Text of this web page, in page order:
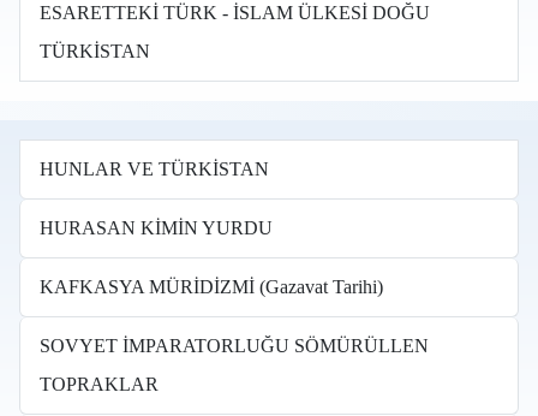
ESARETTEKİ TÜRK - İSLAM ÜLKESİ DOĞU
TÜRKİSTAN
HUNLAR VE TÜRKİSTAN
HURASAN KİMİN YURDU
KAFKASYA MÜRİDİZMİ (Gazavat Tarihi)
SOVYET İMPARATORLUĞU SÖMÜRÜLLEN
TOPRAKLAR